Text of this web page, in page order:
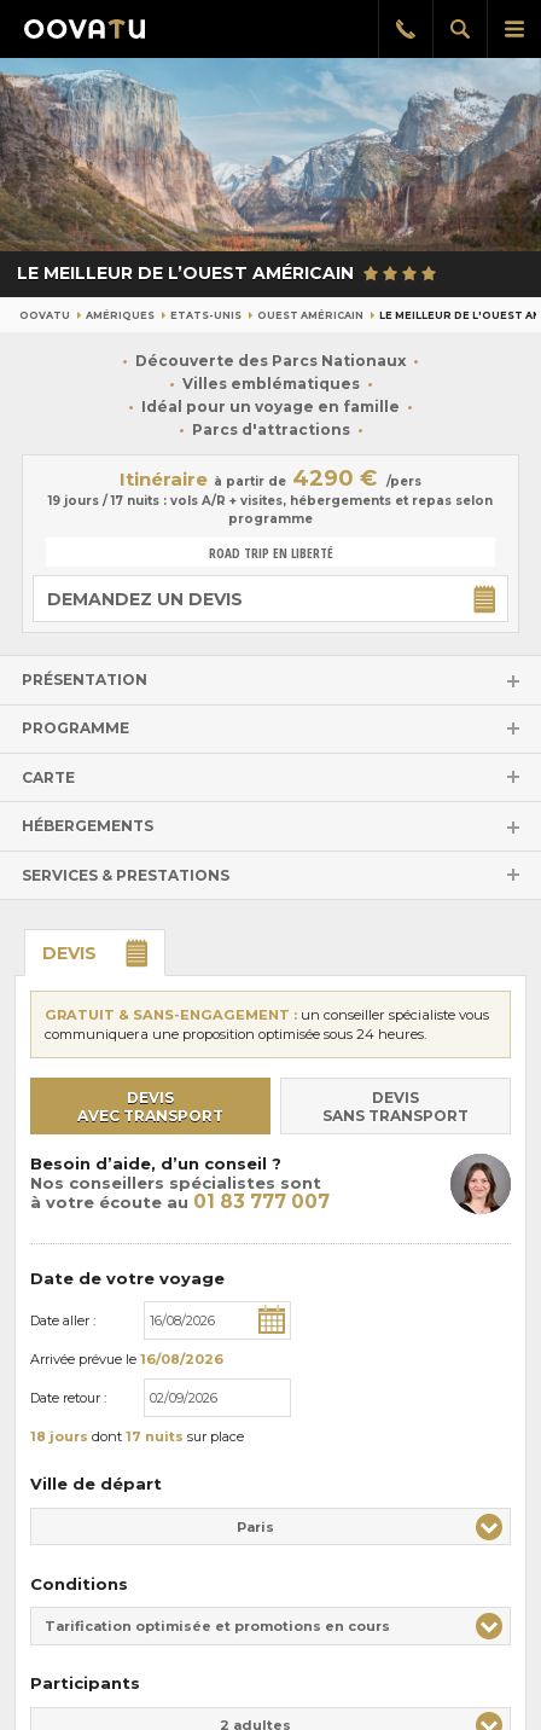
le
Afficher
la
Rappel
gratuit
LE MEILLEUR DE L’OUEST AMÉRICAIN
OOVATU AMÉRIQUES ETATS-UNIS OUEST AMÉRICAIN LE MEILLEUR DE L'OUEST
Découverte des Parcs Nationaux
Villes emblématiques
Idéal pour un voyage en famille
Parcs d'attractions
Itinéraire à partir de 4290 €
/pers
19 jours / 17 nuits : vols A/R + visites, hébergements et repas selon
programme
ROAD TRIP EN LIBERTÉ
DEMANDEZ UN DEVIS
PRÉSENTATION
PROGRAMME
CARTE
HÉBERGEMENTS
SERVICES & PRESTATIONS
DEVIS
GRATUIT & SANS-ENGAGEMENT : un conseiller spécialiste vous
communiquera une proposition optimisée sous 24 heures.
DEVIS
AVEC TRANSPORT
DEVIS
SANS TRANSPORT
Besoin d’aide, d’un conseil ?
Nos conseillers spécialistes sont
à votre écoute au 01 83 777 007
Date de votre voyage
Date aller :
Arrivée prévue le 16/08/2026
Date retour :
18 jours dont 17 nuits sur place
Ville de départ
Paris
Conditions
Tarification optimisée et promotions en cours
Participants
2 adultes